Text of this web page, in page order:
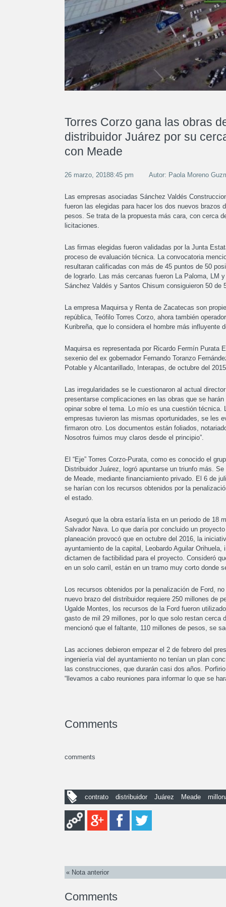
Torres Corzo gana las obras
distribuidor Juárez por su
con Meade
26 marzo, 20188:45 pm Autor: Paola Moreno
Las empresas asociadas Sánchez Valdés
fueron las elegidas para hacer los dos nuevos brazos
pesos. Se trata de la propuesta más cara, con cerca
licitaciones.
Las firmas elegidas fueron validadas por la Junta
proceso de evaluación técnica. La convocatoria
resultaran calificadas con más de 45 puntos de 50
de lograrlo. Las más cercanas fueron La Paloma, LM
Sánchez Valdés y Santos Chisum consiguieron 50 de
La empresa Maquirsa y Renta de Zacatecas son
república, Teófilo Torres Corzo, ahora también
Kuribreña, que lo considera el hombre más influyente
Maquirsa es representada por Ricardo Fermín Purata
sexenio del ex gobernador Fernando Toranzo
Potable y Alcantarillado, Interapas, de octubre del
Las irregularidades se le cuestionaron al actual
presentarse complicaciones en las obras que se
opinar sobre el tema. Lo mío es una cuestión técnica.
empresas tuvieron las mismas oportunidades, se les
firmaron otro. Los documentos están foliados,
Nosotros fuimos muy claros desde el principio”.
El “Eje” Torres Corzo-Purata, como es conocido el
Distribuidor Juárez, logró apuntarse un triunfo más.
de Meade, mediante financiamiento privado. El 6 de
se harían con los recursos obtenidos por la
el estado.
Aseguró que la obra estaría lista en un periodo de 18
Salvador Nava. Lo que daría por concluido un
planeación provocó que en octubre del 2016, la
ayuntamiento de la capital, Leobardo Aguilar
dictamen de factibilidad para el proyecto. Consideró
en un solo carril, están en un tramo muy corto donde
Los recursos obtenidos por la penalización de Ford,
nuevo brazo del distribuidor requiere 250 millones de
Ugalde Montes, los recursos de la Ford fueron
gasto de mil 29 millones, por lo que solo restan cerca
mencionó que el faltante, 110 millones de pesos, se
Las acciones debieron empezar el 2 de febrero del
ingeniería vial del ayuntamiento no tenían un plan
las construcciones, que durarán casi dos años.
“llevamos a cabo reuniones para informar lo que se
Comments
comments
contrato distribuidor Juárez Meade
« Nota anterior
Comments